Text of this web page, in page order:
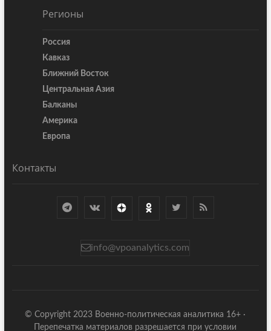
Регионы
Россия
Кавказ
Ближний Восток
Центральная Азия
Балканы
Америка
Европа
Контакты
info@vpoanalytics.com
© Copyright 2023 Военно-политическая аналитика 16+ ·
Перепечатка материалов разрешается при условии